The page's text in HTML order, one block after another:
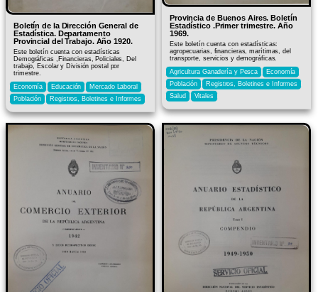
Boletín de la Dirección General de
Estadística. Departamento
Provincial del Trabajo. Año 1920.
Este boletín cuenta con estadísticas
Demográficas ,Financieras, Policiales, Del
trabajo, Escolar y División postal por
trimestre.
Economía
Educación
Mercado Laboral
Población
Registros, Boletines e Informes
Provincia de Buenos Aires. Boletín
Estadístico .Primer trimestre. Año
1969.
Este boletín cuenta con estadísticas:
agropecuarias, financieras, marítimas, del
transporte, servicios y demográficas.
Agricultura Ganadería y Pesca
Economía
Población
Registros, Boletines e Informes
Salud
Vitales